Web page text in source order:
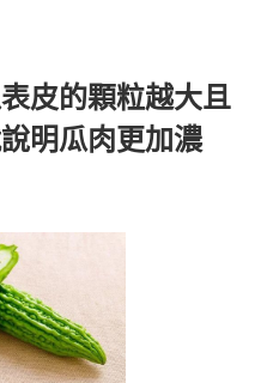
皮的顆粒越大且
明瓜肉更加濃